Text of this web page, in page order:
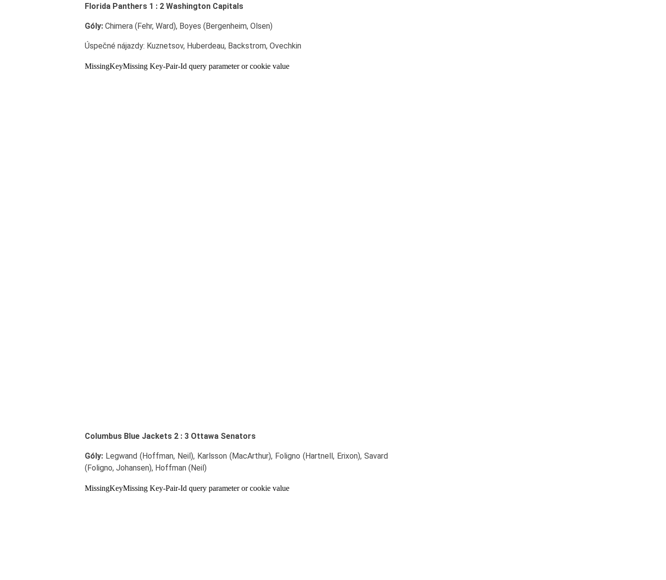
Florida Panthers 1 : 2 Washington Capitals
Góly: Chimera (Fehr, Ward), Boyes (Bergenheim, Olsen)
Úspečné nájazdy: Kuznetsov, Huberdeau, Backstrom, Ovechkin
Columbus Blue Jackets 2 : 3 Ottawa Senators
Góly: Legwand (Hoffman, Neil), Karlsson (MacArthur), Foligno (Hartnell, Erixon), Savard
(Foligno, Johansen), Hoffman (Neil)